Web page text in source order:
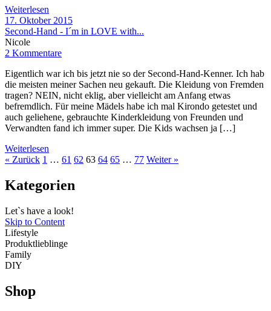
Weiterlesen
17. Oktober 2015
Second-Hand - I´m in LOVE with...
Nicole
2 Kommentare
Eigentlich war ich bis jetzt nie so der Second-Hand-Kenner. Ich hab
die meisten meiner Sachen neu gekauft. Die Kleidung von Fremden
tragen? NEIN, nicht eklig, aber vielleicht am Anfang etwas
befremdlich. Für meine Mädels habe ich mal Kirondo getestet und
auch geliehene, gebrauchte Kinderkleidung von Freunden und
Verwandten fand ich immer super. Die Kids wachsen ja […]
Weiterlesen
« Zurück 1 … 61 62 63 64 65 … 77 Weiter »
Kategorien
Let`s have a look!
Skip to Content
Lifestyle
Produktlieblinge
Family
DIY
Shop